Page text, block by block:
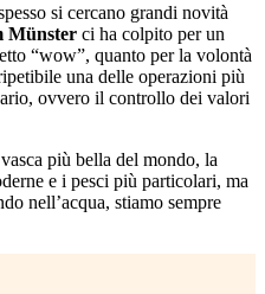
si cercano grandi novità
Münster ci ha colpito per un
“wow”, quanto per la volontà
una delle operazioni più
ovvero il controllo dei valori
più bella del mondo, la
e i pesci più particolari, ma
nell’acqua, stiamo sempre